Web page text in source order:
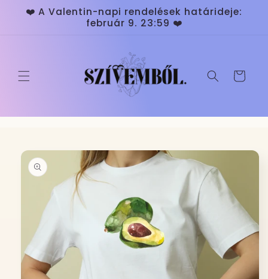
Ugrás a
tartalomhoz
❤️ A Valentin-napi rendelések határideje:
február 9. 23:59 ❤️
Kosár
a